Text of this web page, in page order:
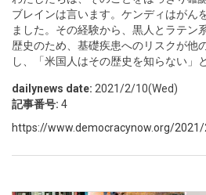
ブレインは言います。ケンディはがん
ました。その経験から、黒人とラテン
歴史のため、基礎疾患へのリスクが他
し、「米国人はその歴史を知らない」
dailynews date: 2021/2/10(Wed)
記事番号: 4
https://www.democracynow.org/